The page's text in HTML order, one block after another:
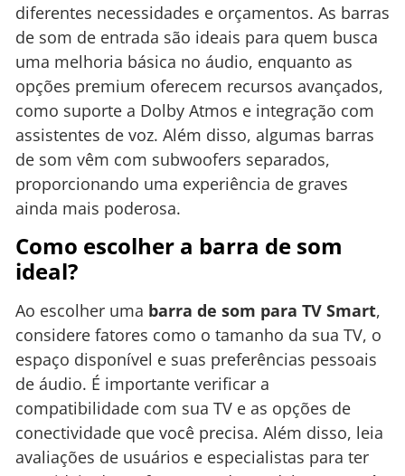
diferentes necessidades e orçamentos. As barras
de som de entrada são ideais para quem busca
uma melhoria básica no áudio, enquanto as
opções premium oferecem recursos avançados,
como suporte a Dolby Atmos e integração com
assistentes de voz. Além disso, algumas barras
de som vêm com subwoofers separados,
proporcionando uma experiência de graves
ainda mais poderosa.
Como escolher a barra de som
ideal?
Ao escolher uma barra de som para TV Smart,
considere fatores como o tamanho da sua TV, o
espaço disponível e suas preferências pessoais
de áudio. É importante verificar a
compatibilidade com sua TV e as opções de
conectividade que você precisa. Além disso, leia
avaliações de usuários e especialistas para ter